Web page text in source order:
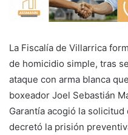
La Fiscalía de Villarrica
de homicidio simple, tras
ataque con arma blanca
boxeador Joel Sebastián
Garantía acogió la
decretó la prisión